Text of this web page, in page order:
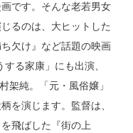
です。そんな老若男女
るのは、大ヒットした
欠け』など話題の映画
る家康」にも出演、
架純。「元・風俗嬢」
を演じます。監督は、
飛ばした『街の上